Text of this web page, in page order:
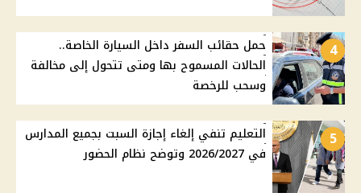
4
حمل حقائب السفر داخل السيارة الخاصة..
الحالات المسموح بها ومتى تتحول إلى مخالفة
وسحب للرخصة
5
التعليم تنفي إلغاء إجازة السبت بجميع المدارس
في 2026/2027 وتوضح نظام الحضور